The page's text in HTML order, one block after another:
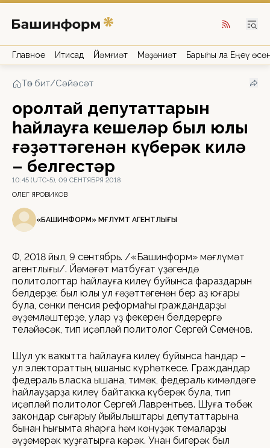
Главное Иҡтисад Йәмғиәт Мәҙәниәт Барыһы ла Еңеү
Төп бит/Сәйәсәт
Ҡоролтай депутаттарын
һайлауға кешеләр был юлы
ғәҙәттәгенән күберәк килә
– белгестәр
10:45 (UTC+5), 09 СЕНТЯБРЯ 2018
ОЛЕГ ЯРОВИКОВ
«БАШИНФОРМ» МӘҒЛҮМӘТ АГЕНТЛЫҒЫ
ӨФӨ, 2018 йыл, 9 сентябрь. /«Башинформ» мәғлүмәт
агентлығы/. Йәмәғәт матбуғат үҙәгендә
политологтар һайлауға килеү буйынса фараздарын
белдерҙе: был юлы ул ғәҙәттәгенән бер аҙ юғары
була, сөнки пенсия реформаһы граждандарҙы
әүҙемләштерҙе, улар үҙ фекерен белдерергә
теләйәсәк, тип иҫәпләй политолог Сергей Семенов.
Шул уҡ ваҡытта һайлауға килеү буйынса һандар –
ул электораттың ышаныс күрһәткесе. Граждандар
федераль власҡа ышана, тимәк, федераль кимәлдәге
һайлауҙарҙа килеү байтаҡҡа күберәк була, тип
иҫәпләй политолог Сергей Лаврентьев. Шуға төбәк
закондар сығарыу йыйылыштары депутаттарына
бынан һығымта яһарға һәм көнүҙәк темаларҙы
әүҙемерәк ҡуҙғатырға кәрәк. Унан бигерәк был